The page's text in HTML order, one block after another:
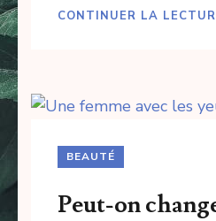
CONTINUER LA
BEAUTÉ
Peut-on